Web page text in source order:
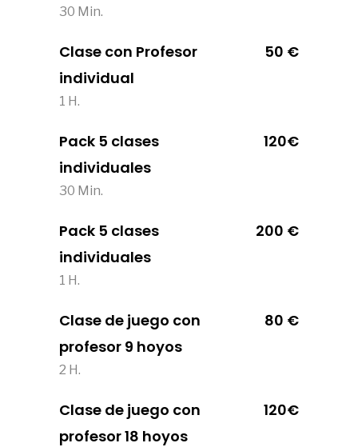
30 Min.
Clase con Profesor
individual
50 €
1 H.
Pack 5 clases
individuales
120€
30 Min.
Pack 5 clases
individuales
200 €
1 H.
Clase de juego con
profesor 9 hoyos
80 €
2 H.
Clase de juego con
profesor 18 hoyos
120€